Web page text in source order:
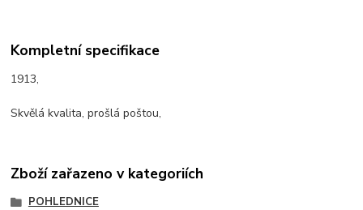
Kompletní specifikace
1913,
Skvělá kvalita, prošlá poštou,
Zboží zařazeno v kategoriích
POHLEDNICE